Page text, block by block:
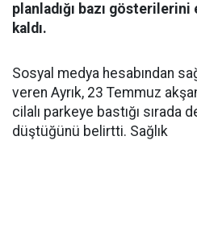
planladığı bazı
kaldı.
Sosyal medya hesabından
veren Ayrık, 23 Temmuz
cilalı parkeye bastığı sırada
düştüğünü belirtti. Sağlık